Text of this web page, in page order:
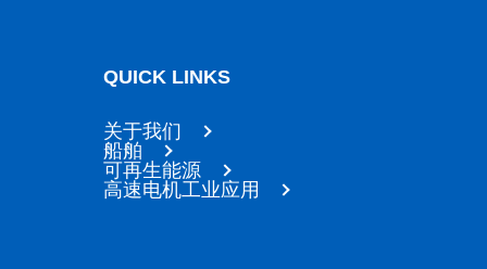
QUICK LINKS
关于我们
船舶
可再生能源
高速电机工业应用